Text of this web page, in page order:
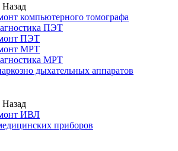
Назад
компьютерного томографа
ПЭТ
ПЭТ
МРТ
МРТ
дыхательных аппаратов
Назад
ИВЛ
приборов